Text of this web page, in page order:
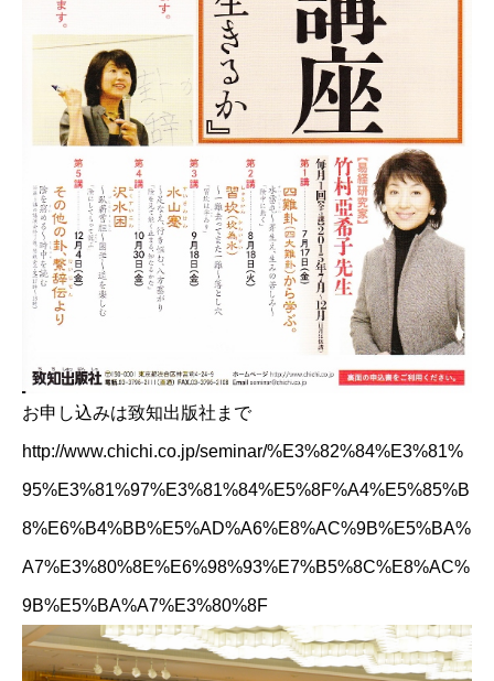
お申し込みは致知出版社まで
http://www.chichi.co.jp/seminar/%E3%82%84%E3%81%
95%E3%81%97%E3%81%84%E5%8F%A4%E5%85%B
8%E6%B4%BB%E5%AD%A6%E8%AC%9B%E5%BA%
A7%E3%80%8E%E6%98%93%E7%B5%8C%E8%AC%
9B%E5%BA%A7%E3%80%8F